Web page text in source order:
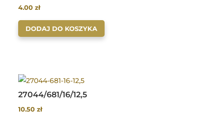
4.00zł
DODAJ DO KOSZYKA
27044/681/16/12,5
10.50zł